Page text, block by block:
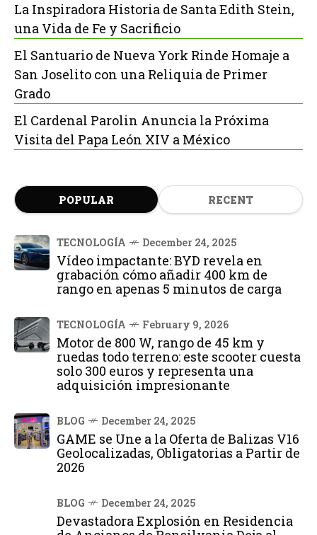
La Inspiradora Historia de Santa Edith Stein,
una Vida de Fe y Sacrificio
El Santuario de Nueva York Rinde Homaje a
San Joselito con una Reliquia de Primer
Grado
El Cardenal Parolin Anuncia la Próxima
Visita del Papa León XIV a México
POPULAR RECENT
TECNOLOGÍA December 24, 2025
Vídeo impactante: BYD revela en
grabación cómo añadir 400 km de
rango en apenas 5 minutos de carga
TECNOLOGÍA February 9, 2026
Motor de 800 W, rango de 45 km y
ruedas todo terreno: este scooter cuesta
solo 300 euros y representa una
adquisición impresionante
BLOG December 24, 2025
GAME se Une a la Oferta de Balizas V16
Geolocalizadas, Obligatorias a Partir de
2026
BLOG December 24, 2025
Devastadora Explosión en Residencia